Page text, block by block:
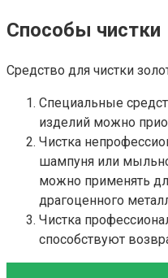
Способы чистки
Средство для чистки
Специальные
изделий можно
Чистка
шампуня или
можно применять
драгоценного
Чистка
способствуют